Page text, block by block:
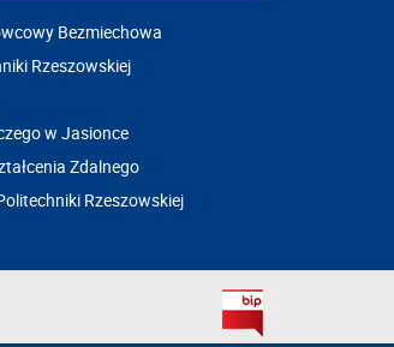
Bezmiechowa
Rzeszowskiej
w Jasionce
Zdalnego
Rzeszowskiej